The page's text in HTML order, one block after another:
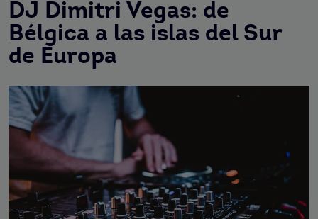
DJ Dimitri Vegas: de
Bélgica a las islas del Sur
de Europa